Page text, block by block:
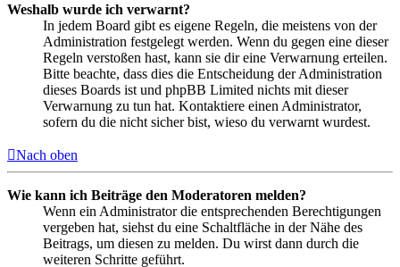
Weshalb wurde ich verwarnt?
In jedem Board gibt es eigene Regeln, die meistens von der
Administration festgelegt werden. Wenn du gegen eine dieser
Regeln verstoßen hast, kann sie dir eine Verwarnung erteilen.
Bitte beachte, dass dies die Entscheidung der Administration
dieses Boards ist und phpBB Limited nichts mit dieser
Verwarnung zu tun hat. Kontaktiere einen Administrator,
sofern du die nicht sicher bist, wieso du verwarnt wurdest.
Nach oben
Wie kann ich Beiträge den Moderatoren melden?
Wenn ein Administrator die entsprechenden Berechtigungen
vergeben hat, siehst du eine Schaltfläche in der Nähe des
Beitrags, um diesen zu melden. Du wirst dann durch die
weiteren Schritte geführt.